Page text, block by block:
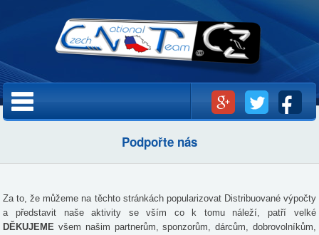
hlavnímu
obsahu
Hlavní menu
Podpořte nás
Za to, že můžeme na těchto stránkách popularizovat Distribuované výpočty
a představit naše aktivity se vším co k tomu náleží, patří velké
DĚKUJEME všem našim partnerům, sponzorům, dárcům, dobrovolníkům,